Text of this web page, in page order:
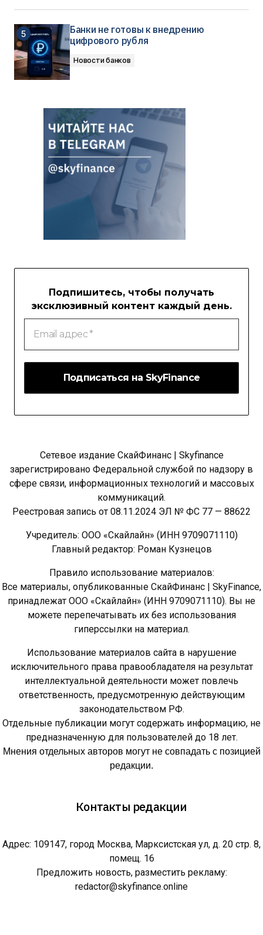
Банки не готовы к внедрению
цифрового рубля
Новости банков
Подпишитесь, чтобы получать
эксклюзивный контент каждый день.
Email
адрес
Сетевое издание СкайФинанс | Skyfinance
зарегистрировано Федеральной службой по надзору в
сфере связи, информационных технологий и массовых
коммуникаций.
Реестровая запись от 08.11.2024 ЭЛ № ФС 77 — 88622
Учредитель: ООО «Скайлайн» (ИНН 9709071110)
Главный редактор: Роман Кузнецов
Правило использование материалов:
Все материалы, опубликованные СкайФинанс | SkyFinance,
принадлежат ООО «Скайлайн» (ИНН 9709071110). Вы не
можете перепечатывать их без использования
гиперссылки на материал.
Использование материалов сайта в нарушение
исключительного права правообладателя на результат
интеллектуальной деятельности может повлечь
ответственность, предусмотренную действующим
законодательством РФ.
Отдельные публикации могут содержать информацию, не
предназначенную для пользователей до 18 лет.
Мнения отдельных авторов могут не совпадать с позицией
редакции.
Контакты редакции
Адрес: 109147, город Москва, Марксистская ул, д. 20 стр. 8,
помещ. 16
Предложить новость, разместить рекламу:
redactor@skyfinance.online